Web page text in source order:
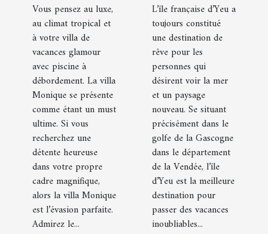
de votre
séjour ?
Vous pensez au luxe,
au climat tropical et
à votre villa de
vacances glamour
avec piscine à
débordement. La villa
Monique se présente
comme étant un must
ultime. Si vous
recherchez une
détente heureuse
dans votre propre
cadre magnifique,
alors la villa Monique
est l’évasion parfaite.
Admirez le...
disponibles
sur l’île
d’Yeu ?
L’île française d’Yeu a
toujours constitué
une destination de
rêve pour les
personnes qui
désirent voir la mer
et un paysage
nouveau. Se situant
précisément dans le
golfe de la Gascogne
dans le département
de la Vendée, l’île
d’Yeu est la meilleure
destination pour
passer des vacances
inoubliables...